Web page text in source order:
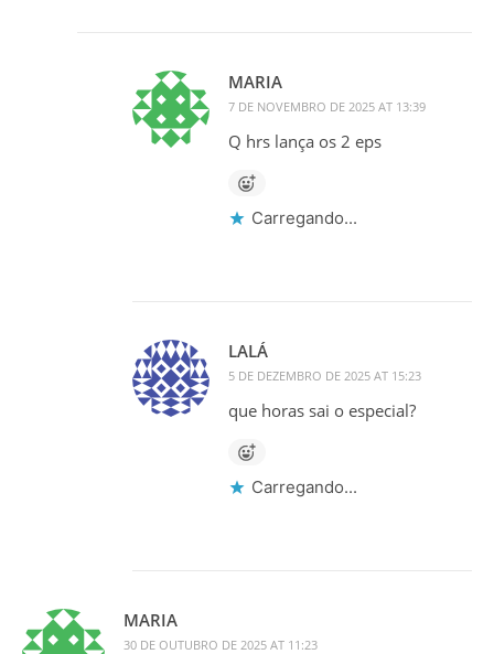
MARIA
7 DE NOVEMBRO DE 2025 AT 13:39
Q hrs lança os 2 eps
Carregando...
LALÁ
5 DE DEZEMBRO DE 2025 AT 15:23
que horas sai o especial?
Carregando...
MARIA
30 DE OUTUBRO DE 2025 AT 11:23